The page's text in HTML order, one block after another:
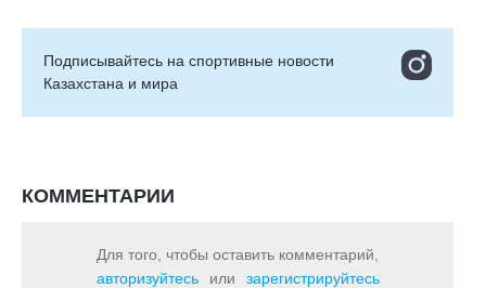
Подписывайтесь на cпортивные новости
Казахстана и мира
КОММЕНТАРИИ
Для того, чтобы оставить комментарий,
авторизуйтесь
или зарегистрируйтесь